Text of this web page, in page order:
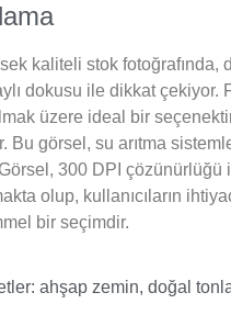
kaliteli stok
dokusu ile dikkat çekiyor.
üzere ideal bir
Bu görsel, su arıtma
Görsel, 300 DPI
olup, kullanıcıların
bir seçimdir.
ahşap zemin, doğal